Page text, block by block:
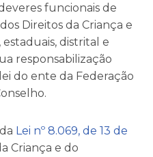
funcionais de
Direitos da Criança e
distrital e
responsabilização
do ente da Federação
Lei nº 8.069, de 13 de
Criança e do